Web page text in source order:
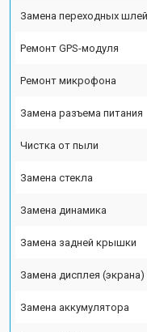
Замена переходных
Ремонт GPS-модуля
Ремонт микрофона
Замена разъема питания
Чистка от пыли
Замена стекла
Замена динамика
Замена задней крышки
Замена дисплея (экрана)
Замена аккумулятора